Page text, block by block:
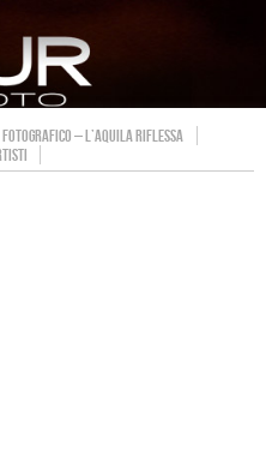
FOTOGRAFICO – L’AQUILA RIFLESSA